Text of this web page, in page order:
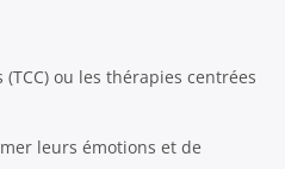
ou les thérapies centrées
leurs émotions et de